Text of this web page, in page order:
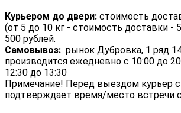
Курьером до двери: стоимость
(от 5 до 10 кг - стоимость доставки -
500 рублей.
Самовывоз: рынок Дубровка, 1 ряд
производится ежедневно с 10:00 до
12:30 до 13:30
Примечание! Перед выездом курьер
подтверждает время/место встречи